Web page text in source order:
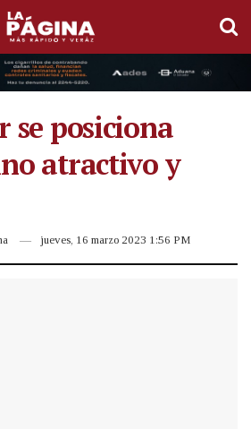
se posiciona
atractivo y
jueves, 16 marzo 2023 1:56 PM